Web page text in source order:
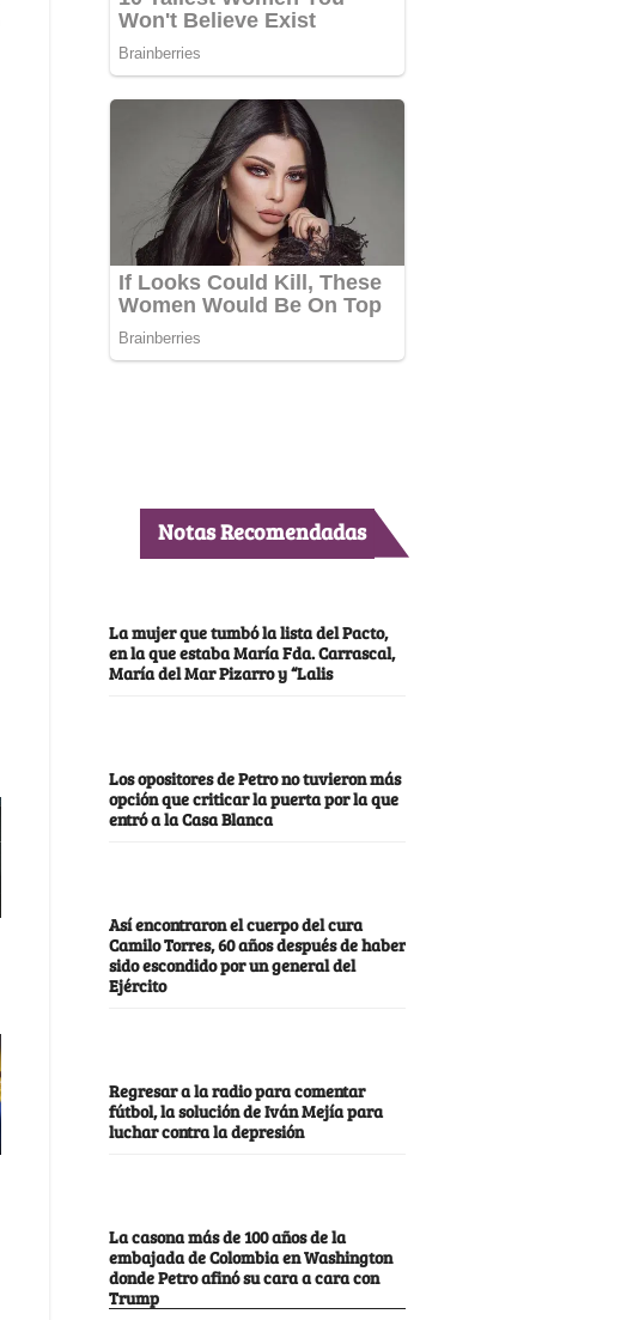
Notas Recomendadas
La mujer que tumbó la lista del Pacto,
en la que estaba María Fda. Carrascal,
María del Mar Pizarro y “Lalis
Los opositores de Petro no tuvieron más
opción que criticar la puerta por la que
entró a la Casa Blanca
Así encontraron el cuerpo del cura
Camilo Torres, 60 años después de haber
sido escondido por un general del
Ejército
Regresar a la radio para comentar
fútbol, la solución de Iván Mejía para
luchar contra la depresión
La casona más de 100 años de la
embajada de Colombia en Washington
donde Petro afinó su cara a cara con
Trump